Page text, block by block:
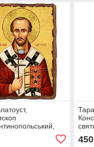
ікона на дереві
мм (П-2471-1)
450